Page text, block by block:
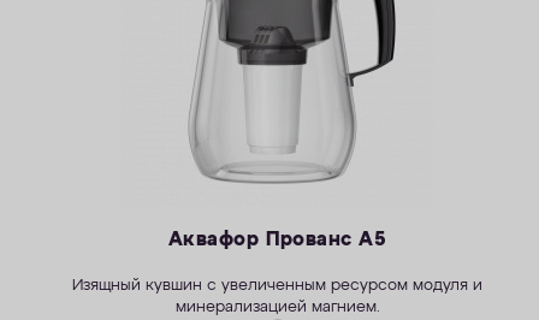
Аквафор Прованс А5
Изящный кувшин с увеличенным ресурсом модуля и
минерализацией магнием.